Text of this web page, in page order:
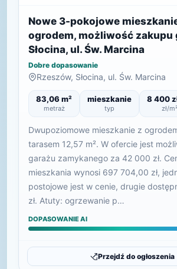
Nowe 3-pokojowe
ogrodem, możliwość zakupu
Słocina, ul. Św. Marcina
Dobre dopasowanie
Rzeszów, Słocina, ul. Św. Marcina
83,06 m²
metraż
mieszkanie
typ
8 400
zł/m²
Dwupoziomowe mieszkanie z
tarasem 12,57 m². W ofercie jest
garażu zamykanego za 42 000 zł.
mieszkania wynosi 697 704,00 zł,
postojowe jest w cenie, drugie
zł. Atuty: ogrzewanie p…
DOPASOWANIE AI
Przejdź do ogłoszenia